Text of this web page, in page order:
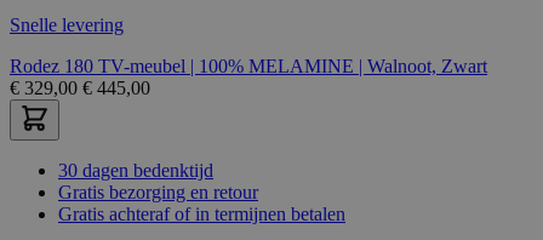
Snelle levering
Rodez 180 TV-meubel | 100% MELAMINE | Walnoot, Zwart
€ 329,00 € 445,00
30 dagen bedenktijd
Gratis bezorging en retour
Gratis achteraf of in termijnen betalen